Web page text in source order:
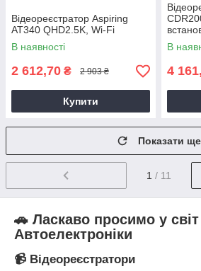
Відеореєстратор Aspiring
AT340 QHD2.5K, Wi-Fi
В наявності
2 612,70 ₴ 2 903 ₴
Купити
В
4
Показати ще
1 / 11
🚗 Ласкаво просимо у світ
Автоелектроніки
📹 Відеореєстратори